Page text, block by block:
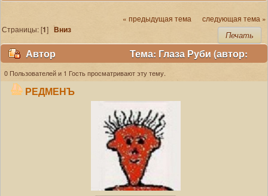
« предыдущая тема следующая тема »
Печать
Страницы: [1] Вниз
Автор
Тема: Глаза Руби (автор:
gre-M) (Прочитано 19778 раз)
0 Пользователей и 1 Гость просматривают эту тему.
РЕДМЕНЪ